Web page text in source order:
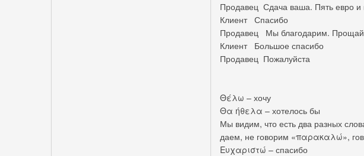
Продавец Сдача ваша. Пять евро и
Клиент Спасибо
Продавец Мы благодарим.
Клиент Большое спасибо
Продавец Пожалуйста
Θέλω – хочу
Θα ήθελα – хотелось бы
Мы видим, что есть два разных
даем, не говорим «παρακαλώ»,
Ευχαριστώ – спасибо